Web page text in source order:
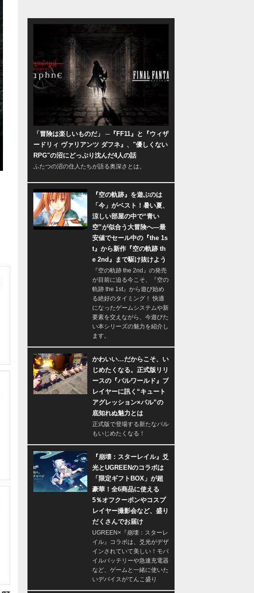
「冒険は楽しいものだ」 ─『FF11』と『ウィザ
ードリィ ヴァリアンツ ダフネ』、"優しくない
RPG"の沼にどっぷり沈んだ4人の話
ふたつの沼の住人たちが語る奥深さとは。
『空の軌跡』を遊ぶのは
「今」がベスト！暑い夏、
涼しい部屋の中で“青い
空”が似合う大冒険へ―最
安値でセール中の『the 1s
t』から新作『空の軌跡 th
e 2nd』まで駆け抜けよう
『空の軌跡 the 2nd』の発売
が目前に迫る今こそ、『空の
軌跡 the 1st』から遊び始め
る絶好のタイミング！ 快適
になったゲームシステムや新
要素を交えながら、今遊びた
い本シリーズの魅力を紹介し
ます。
かわいい…だからこそ、い
じめたくなる。正式版リリ
ースの『パルワールド』プ
レイヤーに訊く“キュート
アグレッション×パル”の
底知れぬ魅力とは
正式版で登場する新たなパル
もいじめたくなる！
『崩壊：スターレイル』爻
光とUGREENのコラボは
「限定ギフトBOX」が超
豪華！全6商品に使える
5％オフクーポンやコスプ
レイヤー撮影会など、盛り
だくさんでお届け
UGREEN×『崩壊：スターレ
イル』コラボは、爻光がデザ
インされていて美しい！モバ
イルバッテリーや急速充電器
など、ゲームと一緒に使いた
いデバイスがてんこ盛り